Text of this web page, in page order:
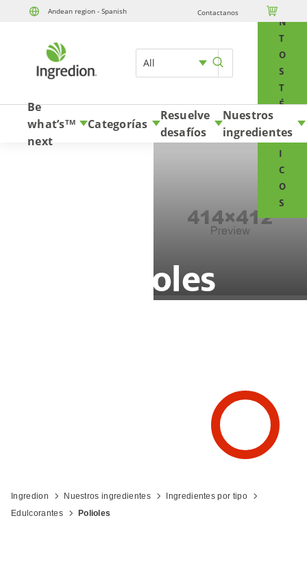
Andean region - Spanish Contactanos 
All
N
T
O
S
T
É
N
I
C
O
S
Be
what’s
next
TM Categorías
Resuelve
desafíos
Nuestros
ingredientes
Polioles
Ingredion Nuestros ingredientes
Ingredientes por tipo
Edulcorantes
Polioles